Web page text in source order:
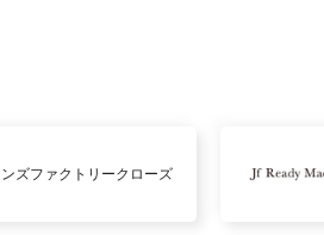
ズファクトリークローズ